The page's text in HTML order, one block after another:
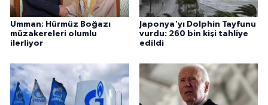
Umman: Hürmüz Boğazı
müzakereleri olumlu
ilerliyor
Japonya'yı Dolphin Tayfunu
vurdu: 260 bin kişi tahliye
edildi